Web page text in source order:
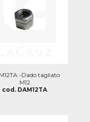
-Dado tagliato
M12
cod. DAM12TA